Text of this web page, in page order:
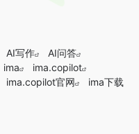
AI写作
AI问答
ima
ima.copilot
ima.copilot官网
ima下载